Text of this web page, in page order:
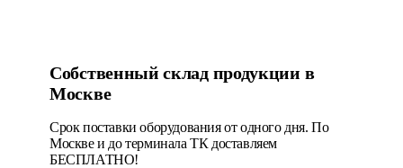
Собственный склад продукции в
Москве
Срок поставки оборудования от одного дня. По
Москве и до терминала ТК доставляем
БЕСПЛАТНО!